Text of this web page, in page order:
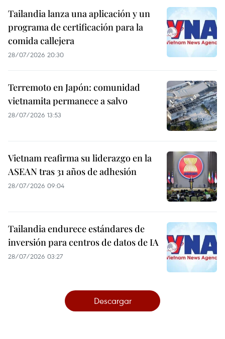
Tailandia lanza una aplicación y un
programa de certificación para la
comida callejera
28/07/2026 20:30
Terremoto en Japón: comunidad
vietnamita permanece a salvo
28/07/2026 13:53
Vietnam reafirma su liderazgo en la
ASEAN tras 31 años de adhesión
28/07/2026 09:04
Tailandia endurece estándares de
inversión para centros de datos de IA
28/07/2026 03:27
Descargar